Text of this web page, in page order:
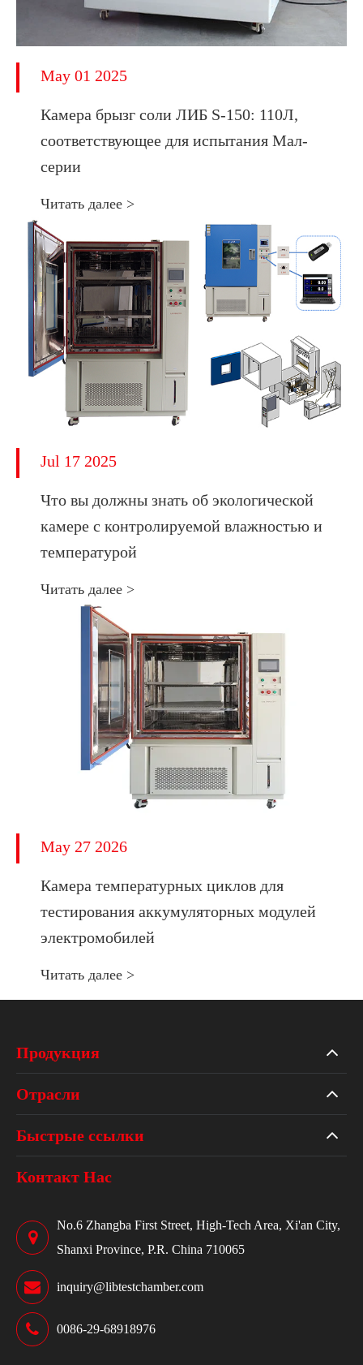
May 01 2025
Камера брызг соли ЛИБ S-150: 110Л,
соответствующее для испытания Мал-
серии
Читать далее >
Jul 17 2025
Что вы должны знать об экологической
камере с контролируемой влажностью и
температурой
Читать далее >
May 27 2026
Камера температурных циклов для
тестирования аккумуляторных модулей
электромобилей
Читать далее >
Продукция
Отрасли
Быстрые ссылки
Контакт Нас
No.6 Zhangba First Street, High-Tech Area, Xi'an City,
Shanxi Province, P.R. China 710065
inquiry@libtestchamber.com
0086-29-68918976